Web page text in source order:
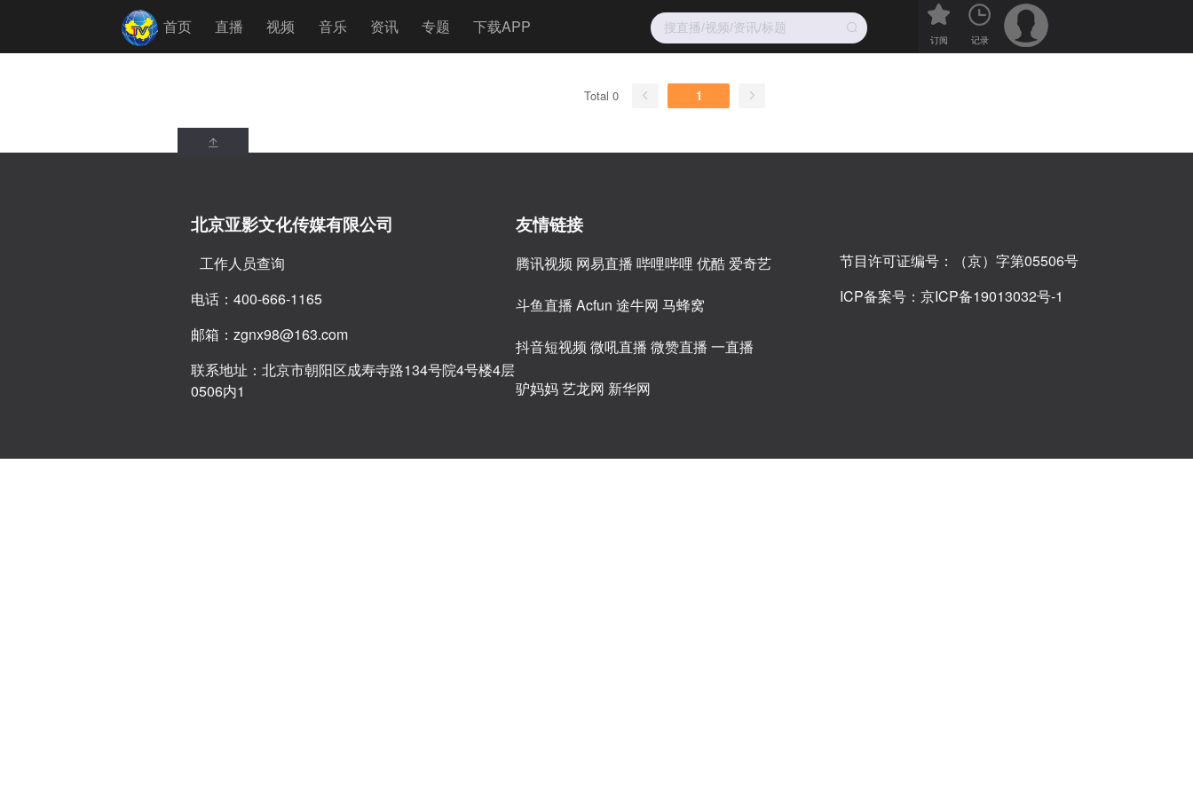
首页 直播 视频 音乐 资讯 专题 下载APP
订阅 记录
Total 0 1
北京亚影文化传媒有限公司
工作人员查询
电话：400-666-1165
邮箱：zgnx98@163.com
联系地址：北京市朝阳区成寿寺路134号院4号楼4层
0506内1
友情链接
腾讯视频 网易直播 哔哩哔哩 优酷爱奇艺
斗鱼直播 Acfun 途牛网 马蜂窝
抖音短视频 微吼直播 微赞直播 一直播
驴妈妈艺龙网 新华网
节目许可证编号：（京）字第05506号
ICP备案号：京ICP备19013032号-1